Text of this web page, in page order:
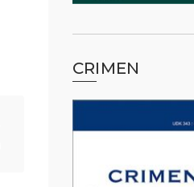
CRIMEN